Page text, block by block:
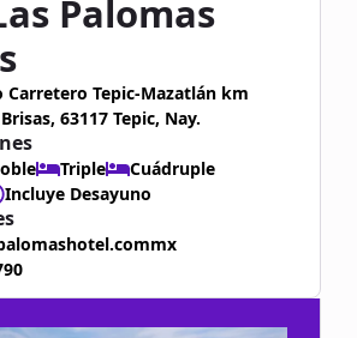
Palomas
Tepic-Mazatlán km
63117 Tepic, Nay.
Triple
Cuádruple
Incluye Desayuno